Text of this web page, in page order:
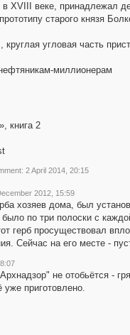
XVIII веке, принадлежал
старого князя
угловая часть
миллионерам
книга 2
2 April 2014, 20:15
2012, 15:59
хозяев дома, был
по три полоски с
герб просуществовал
Сейчас на его месте -
не отобьётся -
уже приготовлено.